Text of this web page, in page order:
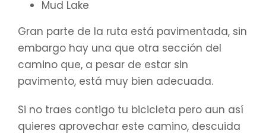
Mud Lake
Gran parte de la ruta está pavimentada, sin
embargo hay una que otra sección del
camino que, a pesar de estar sin
pavimento, está muy bien adecuada.
Si no traes contigo tu bicicleta pero aun así
quieres aprovechar este camino, descuida